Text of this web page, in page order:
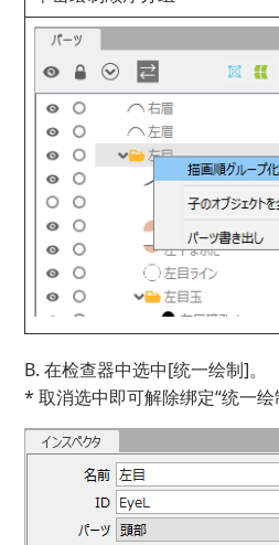
B. 在检查器中选中[统一绘制]。
* 取消选中即可解除绑定“统一绘